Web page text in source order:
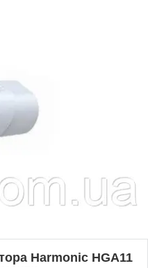
Harmonic HGA11